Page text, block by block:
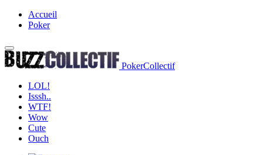
Accueil
Poker
PokerCollectif
LOL!
Isssh..
WTF!
Wow
Cute
Ouch